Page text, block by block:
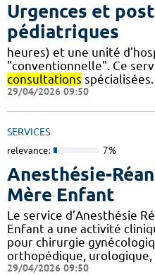
Urgences et
pédiatriques
heures) et une unité
"conventionnelle". Ce
consultations spécialisées.
29/04/2026 09:50
SERVICES
relevance: 7%
Anesthésie-
Mère Enfant
Le service d’Anesthésie
Enfant a une activité
pour chirurgie
orthopédique,
29/04/2026 09:50